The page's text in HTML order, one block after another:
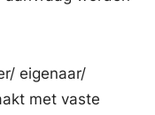
eigenaar/
met vaste